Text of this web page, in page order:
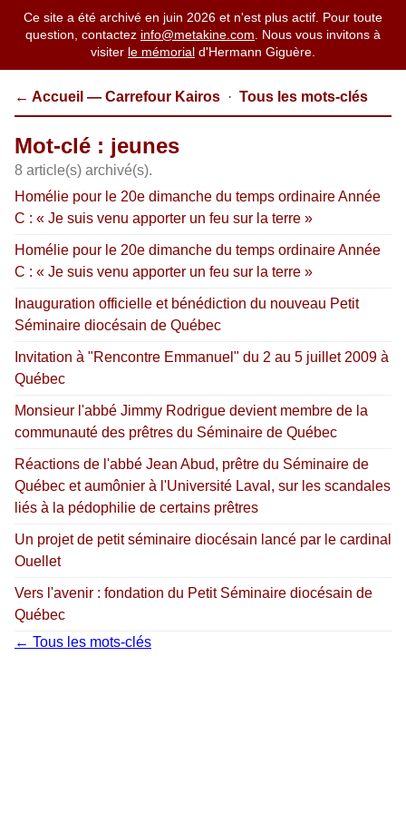
Ce site a été archivé en juin 2026 et n'est plus actif. Pour toute
question, contactez info@metakine.com . Nous vous invitons à
visiter le mémorial d'Hermann Giguère.
← Accueil — Carrefour Kairos · Tous les mots-clés
Mot-clé : jeunes
8 article(s) archivé(s).
Homélie pour le 20e dimanche du temps ordinaire Année
C : « Je suis venu apporter un feu sur la terre »
Homélie pour le 20e dimanche du temps ordinaire Année
C : « Je suis venu apporter un feu sur la terre »
Inauguration officielle et bénédiction du nouveau Petit
Séminaire diocésain de Québec
Invitation à "Rencontre Emmanuel" du 2 au 5 juillet 2009 à
Québec
Monsieur l'abbé Jimmy Rodrigue devient membre de la
communauté des prêtres du Séminaire de Québec
Réactions de l'abbé Jean Abud, prêtre du Séminaire de
Québec et aumônier à l'Université Laval, sur les scandales
liés à la pédophilie de certains prêtres
Un projet de petit séminaire diocésain lancé par le cardinal
Ouellet
Vers l'avenir : fondation du Petit Séminaire diocésain de
Québec
← Tous les mots-clés